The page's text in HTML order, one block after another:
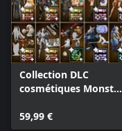
Collection DLC
cosmétiques Monster
59,99 €